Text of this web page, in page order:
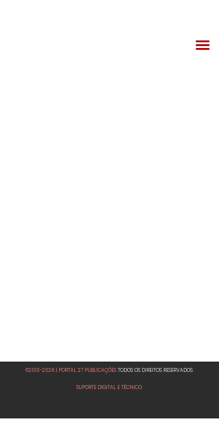
©2013-2026 | PORTAL 27 PUBLICAÇÕES TODOS OS DIREITOS RESERVADOS.
SUPORTE DIGITAL E TÉCNICO: